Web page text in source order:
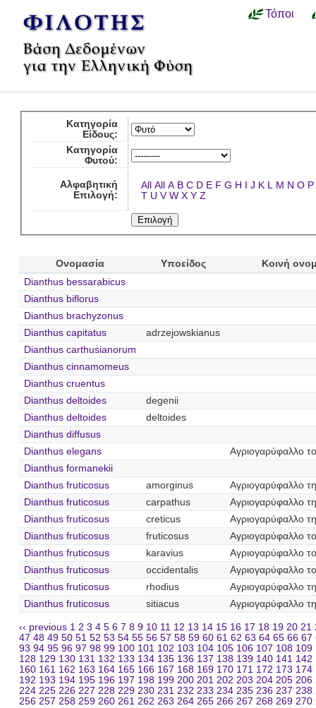
Τόποι
Κατηγορία
Είδους:
Κατηγορία
Φυτού:
Αλφαβητική
Επιλογή:
All All A B C D E F G H I J K L M N O P
T U V W X Y Z
Ονομασία Υποείδος
Κοινή
Dianthus bessarabicus
Dianthus biflorus
Dianthus brachyzonus
Dianthus capitatus
adrzejowskianus
Dianthus carthusianorum
Dianthus cinnamomeus
Dianthus cruentus
Dianthus deltoides
degenii
Dianthus deltoides
deltoides
Dianthus diffusus
Dianthus elegans
Αγριογαρύφαλλο
Dianthus formanekii
Dianthus fruticosus
amorginus
Αγριογαρύφαλλο
Dianthus fruticosus
carpathus
Αγριογαρύφαλλο
Dianthus fruticosus
creticus
Αγριογαρύφαλλο
Dianthus fruticosus
fruticosus
Αγριογαρύφαλλο
Dianthus fruticosus
karavius
Αγριογαρύφαλλο
Dianthus fruticosus
occidentalis
Αγριογαρύφαλλο
Dianthus fruticosus
rhodius
Αγριογαρύφαλλο
Dianthus fruticosus
sitiacus Αγριογαρύφαλλο
‹‹ previous 1 2 3 4 5 6 7 8 9 10 11 12 13 14 15 16 17 18 19 20 21
47 48 49 50 51 52 53 54 55 56 57 58 59 60 61 62 63 64 65 66 67
93 94 95 96 97 98 99 100 101 102 103 104 105 106 107 108 109
128 129 130 131 132 133 134 135 136 137 138 139 140 141 142
160 161 162 163 164 165 166 167 168 169 170 171 172 173 174
192 193 194 195 196 197 198 199 200 201 202 203 204 205 206
224 225 226 227 228 229 230 231 232 233 234 235 236 237 238
256 257 258 259 260 261 262 263 264 265 266 267 268 269 270